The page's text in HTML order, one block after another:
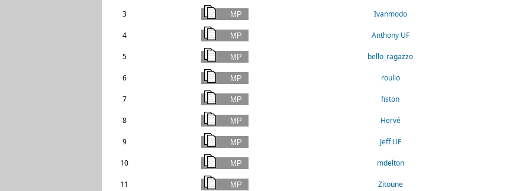
3 Ivanmodo
4 Anthony UF
5 bello_ragazzo
6 roulio
7 fiston
8 Hervé
9 Jeff UF
10 mdelton
11 Zitoune